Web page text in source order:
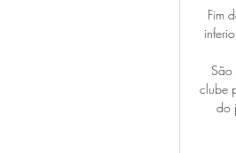
Fim
São
clube
do